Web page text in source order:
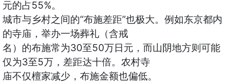
元的占55%。
城市与乡村之间的“布施差距”也极大。例如东京都内
的寺庙，举办一场葬礼（含戒
名）的布施常为30至50万日元，而山阴地方则可能
仅为3至5万，差距达十倍。农村寺
庙不仅檀家减少，布施金额也偏低。